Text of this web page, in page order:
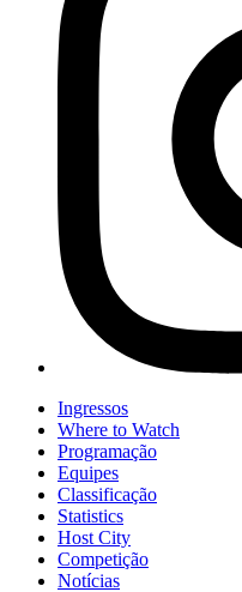
Ingressos
Where to Watch
Programação
Equipes
Classificação
Statistics
Host City
Competição
Notícias